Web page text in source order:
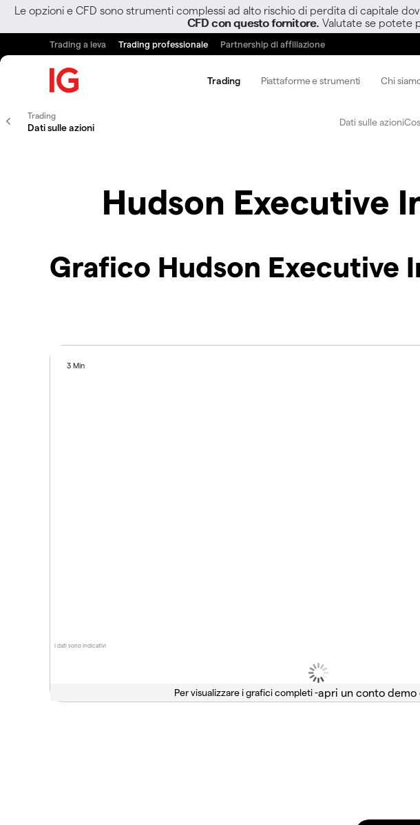
Le opzioni e CFD sono strumenti complessi ad alto rischio di perdita di capitale
CFD con questo fornitore. Valutate se potete
Trading a leva Trading professionale Partnership di affiliazione
Trading Piattaforme e strumenti Chi
Trading
Dati sulle azioni Dati sulle azioni
Hudson Executive
Grafico Hudson Executive
I dati sono indicativi
3 Min
Per visualizzare i grafici completi -